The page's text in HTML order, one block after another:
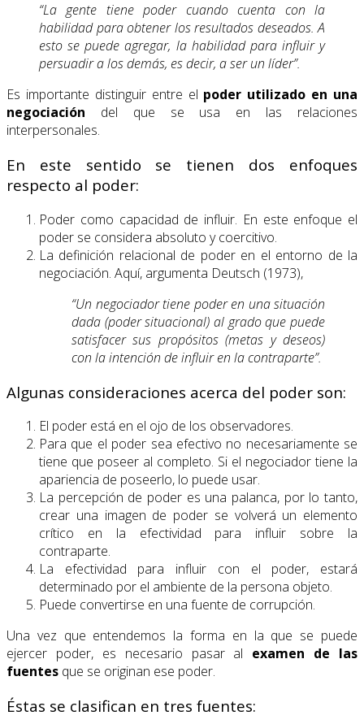
“La gente tiene poder cuando cuenta con la
habilidad para obtener los resultados deseados. A
esto se puede agregar, la habilidad para influir y
persuadir a los demás, es decir, a ser un líder”.
Es importante distinguir entre el poder utilizado en una
negociación del que se usa en las relaciones
interpersonales.
En este sentido se tienen dos enfoques
respecto al poder:
Poder como capacidad de influir. En este enfoque el
poder se considera absoluto y coercitivo.
La definición relacional de poder en el entorno de la
negociación. Aquí, argumenta Deutsch (1973),
“Un negociador tiene poder en una situación
dada (poder situacional) al grado que puede
satisfacer sus propósitos (metas y deseos)
con la intención de influir en la contraparte”.
Algunas consideraciones acerca del poder son:
El poder está en el ojo de los observadores.
Para que el poder sea efectivo no necesariamente se
tiene que poseer al completo. Si el negociador tiene la
apariencia de poseerlo, lo puede usar.
La percepción de poder es una palanca, por lo tanto,
crear una imagen de poder se volverá un elemento
crítico en la efectividad para influir sobre la
contraparte.
La efectividad para influir con el poder, estará
determinado por el ambiente de la persona objeto.
Puede convertirse en una fuente de corrupción.
Una vez que entendemos la forma en la que se puede
ejercer poder, es necesario pasar al examen de las
fuentes que se originan ese poder.
Éstas se clasifican en tres fuentes: